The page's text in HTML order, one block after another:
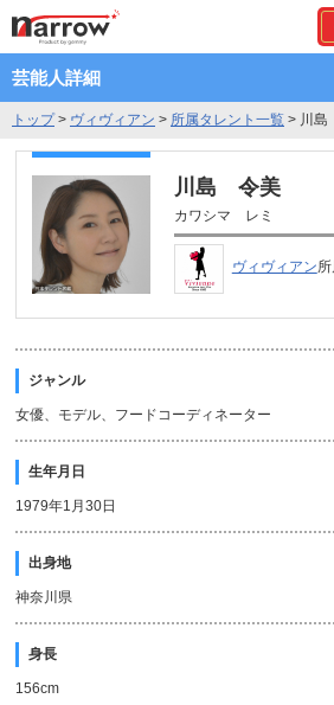
芸能人詳細
トップ> ヴィヴィアン > 所属タレント一覧 > 川
川島 令美
カワシマ レミ
ヴィヴィアン
ジャンル
女優、モデル、フードコーディネーター
生年月日
1979年1月30日
出身地
神奈川県
身長
156cm